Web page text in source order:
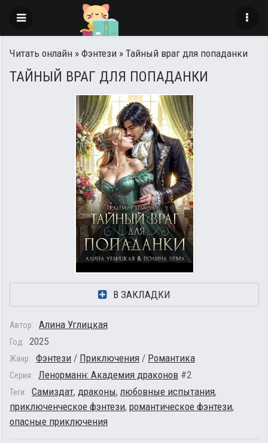
Читать онлайн » Фэнтези » Тайный враг для попаданки
ТАЙНЫЙ ВРАГ ДЛЯ ПОПАДАНКИ
В ЗАКЛАДКИ
Автор: Алина Углицкая
Год: 2025
Жанр: Фэнтези / Приключения / Романтика
Серия: Ленорманн: Академия драконов #2
Теги: Самиздат, драконы, любовные испытания,
приключенческое фэнтези, романтическое фэнтези,
опасные приключения